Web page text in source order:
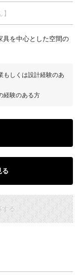
具を中心とした空間の
もしくは設計経験のあ
経験のある方
る
する